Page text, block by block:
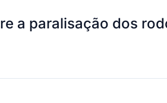
a paralisação dos